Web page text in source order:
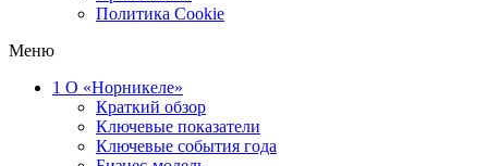
Политика Cookie
Меню
1 О «Норникеле»
Краткий обзор
Ключевые показатели
Ключевые события года